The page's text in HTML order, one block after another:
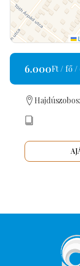
6.000Ft / fő /